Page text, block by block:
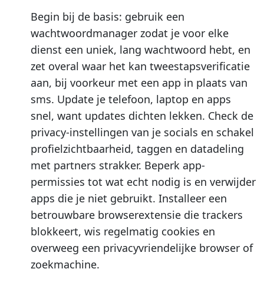
Begin bij de basis: gebruik een
wachtwoordmanager zodat je voor elke
dienst een uniek, lang wachtwoord hebt, en
zet overal waar het kan tweestapsverificatie
aan, bij voorkeur met een app in plaats van
sms. Update je telefoon, laptop en apps
snel, want updates dichten lekken. Check de
privacy-instellingen van je socials en schakel
profielzichtbaarheid, taggen en datadeling
met partners strakker. Beperk app-
permissies tot wat echt nodig is en verwijder
apps die je niet gebruikt. Installeer een
betrouwbare browserextensie die trackers
blokkeert, wis regelmatig cookies en
overweeg een privacyvriendelijke browser of
zoekmachine.